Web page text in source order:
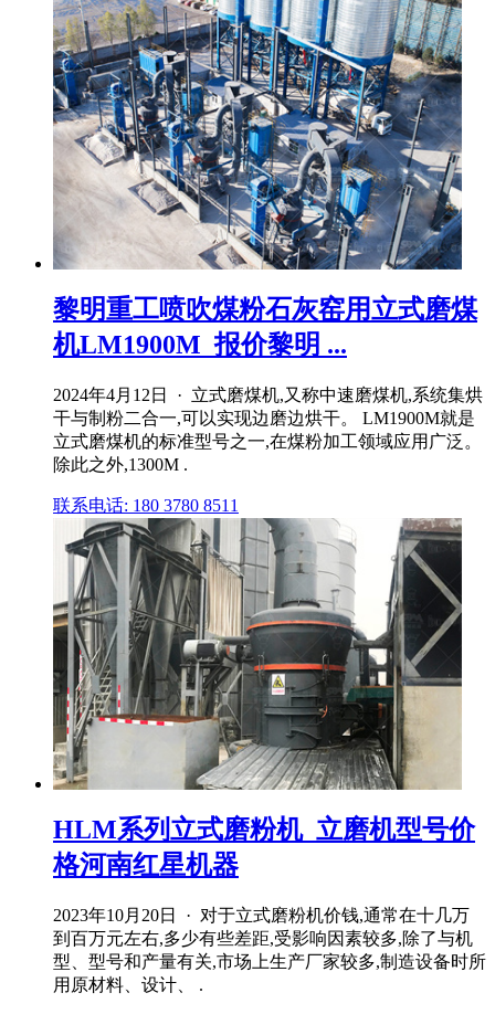
黎明重工喷吹煤粉石灰窑用立式磨煤
机LM1900M_报价黎明 ...
2024年4月12日 · 立式磨煤机,又称中速磨煤机,系统集烘
干与制粉二合一,可以实现边磨边烘干。 LM1900M就是
立式磨煤机的标准型号之一,在煤粉加工领域应用广泛。
除此之外,1300M .
联系电话: 180 3780 8511
HLM系列立式磨粉机_立磨机型号价
格河南红星机器
2023年10月20日 · 对于立式磨粉机价钱,通常在十几万
到百万元左右,多少有些差距,受影响因素较多,除了与机
型、型号和产量有关,市场上生产厂家较多,制造设备时所
用原材料、设计、 .